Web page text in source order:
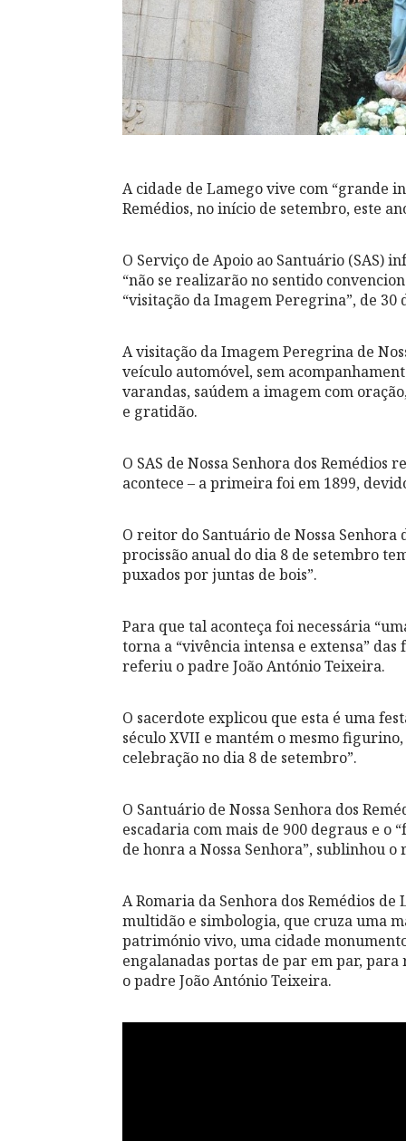
A cidade de Lamego vive com “grande
Remédios, no início de setembro, este
O Serviço de Apoio ao Santuário (SAS)
“não se realizarão no sentido
“visitação da Imagem Peregrina”, de 30
A visitação da Imagem Peregrina de
veículo automóvel, sem
varandas, saúdem a imagem com
e gratidão.
O SAS de Nossa Senhora dos Remédios
acontece – a primeira foi em 1899,
O reitor do Santuário de Nossa Senhora
procissão anual do dia 8 de setembro
puxados por juntas de bois”.
Para que tal aconteça foi necessária
torna a “vivência intensa e extensa” das
referiu o padre João António Teixeira.
O sacerdote explicou que esta é uma
século XVII e mantém o mesmo
celebração no dia 8 de setembro”.
O Santuário de Nossa Senhora dos
escadaria com mais de 900 degraus e o
de honra a Nossa Senhora”, sublinhou o
A Romaria da Senhora dos Remédios
multidão e simbologia, que cruza uma
património vivo, uma cidade
engalanadas portas de par em par,
o padre João António Teixeira.